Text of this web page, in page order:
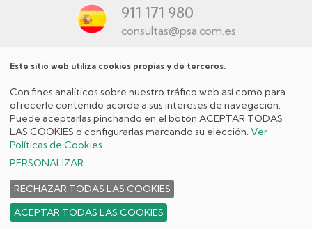
911 171 980
consultas@psa.com.es
Redes
Sociales
ES
Menú
políticas
de
Política de
privacidad
Aviso
Este sitio web utiliza cookies propias y de terceros.
Con fines analíticos sobre nuestro tráfico web así como para
ofrecerle contenido acorde a sus intereses de navegación.
Puede aceptarlas pinchando en el botón ACEPTAR TODAS
LAS COOKIES o configurarlas marcando su elección. Ver
Políticas de Cookies
PERSONALIZAR
RECHAZAR TODAS LAS COOKIES
ACEPTAR TODAS LAS COOKIES